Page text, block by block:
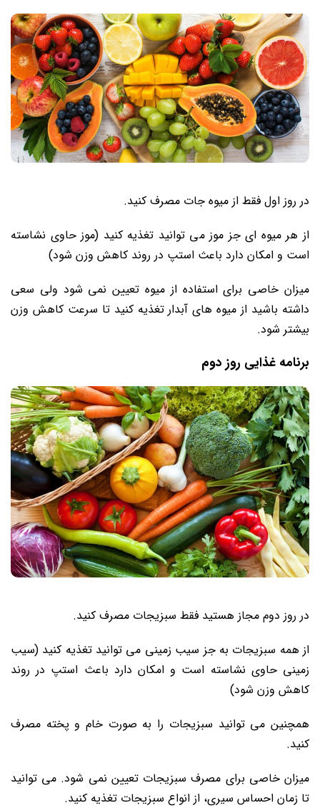
در روز اول فقط از میوه جات مصرف کنید.
از هر میوه ای جز موز می توانید تغذیه کنید (موز حاوی نشاسته
است و امکان دارد باعث استپ در روند کاهش وزن شود)
میزان خاصی برای استفاده از میوه تعیین نمی شود ولی سعی
داشته باشید از میوه های آبدار تغذیه کنید تا سرعت کاهش وزن
بیشتر شود.
برنامه غذایی روز دوم
در روز دوم مجاز هستید فقط سبزیجات مصرف کنید.
از همه سبزیجات به جز سیب زمینی می توانید تغذیه کنید (سیب
زمینی حاوی نشاسته است و امکان دارد باعث استپ در روند
کاهش وزن شود)
همچنین می توانید سبزیجات را به صورت خام و پخته مصرف
کنید.
میزان خاصی برای مصرف سبزیجات تعیین نمی شود. می توانید
تا زمان احساس سیری، از انواع سبزیجات تغذیه کنید.